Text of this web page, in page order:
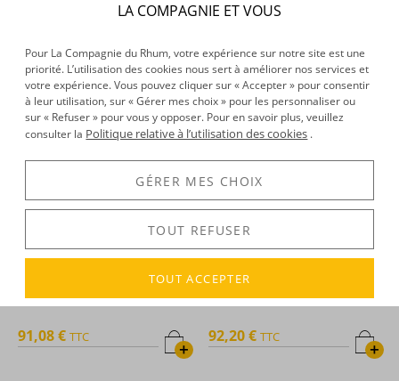
+
91,08 € TTC
d'âge - 1787 - 75cl - 40°
+
92,20 € TTC
LA COMPAGNIE ET VOUS
Pour La Compagnie du Rhum, votre expérience sur notre site est une
priorité. L’utilisation des cookies nous sert à améliorer nos services et
votre expérience. Vous pouvez cliquer sur « Accepter » pour consentir
à leur utilisation, sur « Gérer mes choix » pour les personnaliser ou
sur « Refuser » pour vous y opposer. Pour en savoir plus, veuillez
consulter la Politique relative à l’utilisation des cookies .
GÉRER MES CHOIX
TOUT REFUSER
TOUT ACCEPTER